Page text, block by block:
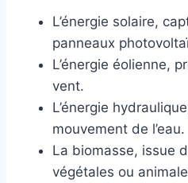
L’énergie solaire,
panneaux
L’énergie éolienne,
vent.
L’énergie
mouvement de l’eau.
La biomasse, issue
végétales ou